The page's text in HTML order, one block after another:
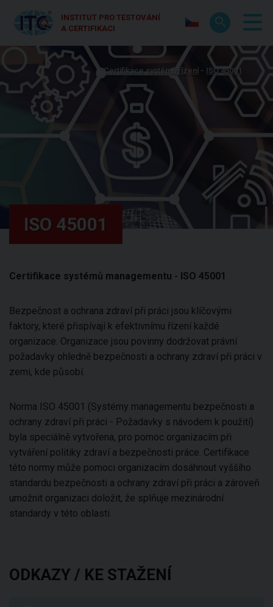
INSTITUT PRO TESTOVÁNÍ
A CERTIFIKACI
Certifikace systémů řízení ISO 45001
ISO 45001
Certifikace systémů managementu - ISO 45001
Bezpečnost a ochrana zdraví při práci jsou klíčovými
faktory, které přispívají k efektivnímu řízení každé
organizace. Organizace jsou povinny dodržovat právní
požadavky ohledně bezpečnosti a ochrany zdraví při práci v
zemi, kde působí.
Norma ISO 45001 (Systémy managementu bezpečnosti a
ochrany zdraví při práci - Požadavky s návodem k použití)
byla speciálně vytvořena, pro pomoc organizacím při
vytváření politiky zdraví a bezpečnosti práce. Certifikace
této normy může pomoci organizacím dosáhnout vyššího
standardu bezpečnosti a ochrany zdraví při práci a zároveň
umožnit organizaci doložit, že splňuje mezinárodní
standardy v této oblasti.
ODKAZY / KE STAŽENÍ